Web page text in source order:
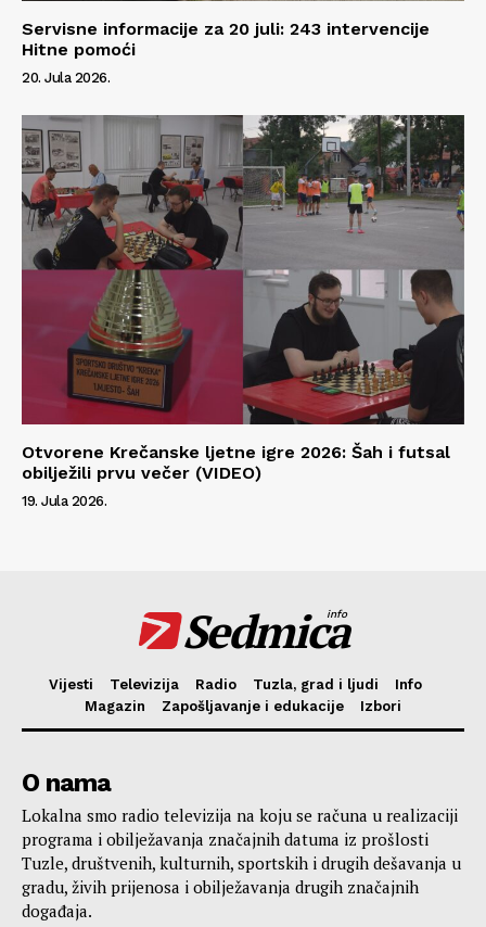
Servisne informacije za 20 juli: 243 intervencije
Hitne pomoći
20. Jula 2026.
Otvorene Krečanske ljetne igre 2026: Šah i futsal
obilježili prvu večer (VIDEO)
19. Jula 2026.
Sedmica
info
Vijesti Televizija Radio Tuzla, grad i ljudi
Info
Magazin
Zapošljavanje i edukacije Izbori
O nama
Lokalna smo radio televizija na koju se računa u realizaciji
programa i obilježavanja značajnih datuma iz prošlosti
Tuzle, društvenih, kulturnih, sportskih i drugih dešavanja u
gradu, živih prijenosa i obilježavanja drugih značajnih
događaja.